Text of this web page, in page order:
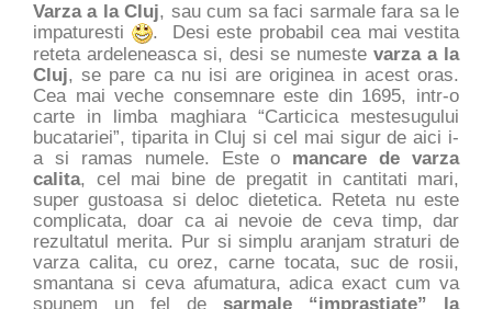
Varza a la Cluj, sau cum sa faci sarmale fara sa le
impaturesti
. Desi este probabil cea mai vestita
reteta ardeleneasca si, desi se numeste varza a la
Cluj, se pare ca nu isi are originea in acest oras.
Cea mai veche consemnare este din 1695, intr-o
carte in limba maghiara “Carticica mestesugului
bucatariei”, tiparita in Cluj si cel mai sigur de aici i-
a si ramas numele. Este o mancare de varza
calita, cel mai bine de pregatit in cantitati mari,
super gustoasa si deloc dietetica. Reteta nu este
complicata, doar ca ai nevoie de ceva timp, dar
rezultatul merita. Pur si simplu aranjam straturi de
varza calita, cu orez, carne tocata, suc de rosii,
smantana si ceva afumatura, adica exact cum va
spunem un fel de sarmale “imprastiate” la